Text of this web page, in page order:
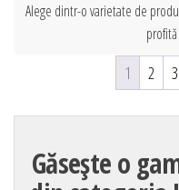
Alege dintr-o varietate de
1 2 3
Găsește o